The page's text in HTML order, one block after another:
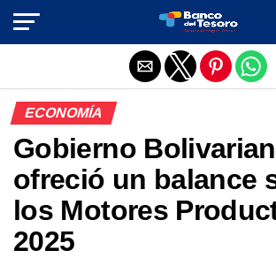
ECONOMÍA
Gobierno
ofreció un balance
los Motores
2025
Salir de la versión móvil